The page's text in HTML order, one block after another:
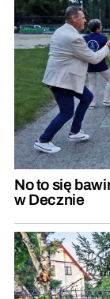
No to się
w Decznie